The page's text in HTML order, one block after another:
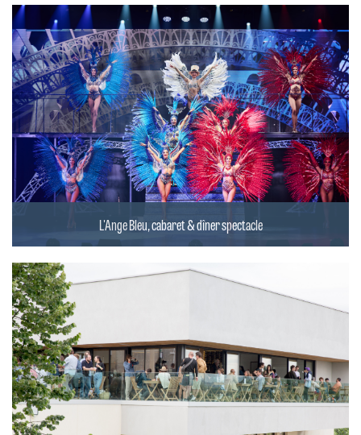
L'Ange Bleu, cabaret & dîner spectacle